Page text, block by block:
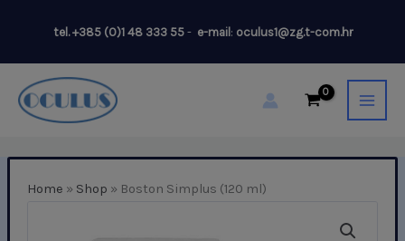
content
tel.+385 (0)1 48 333 55- e-mail: oculus1@zg.t-com.hr
Home » Shop » Boston Simplus (120 ml)